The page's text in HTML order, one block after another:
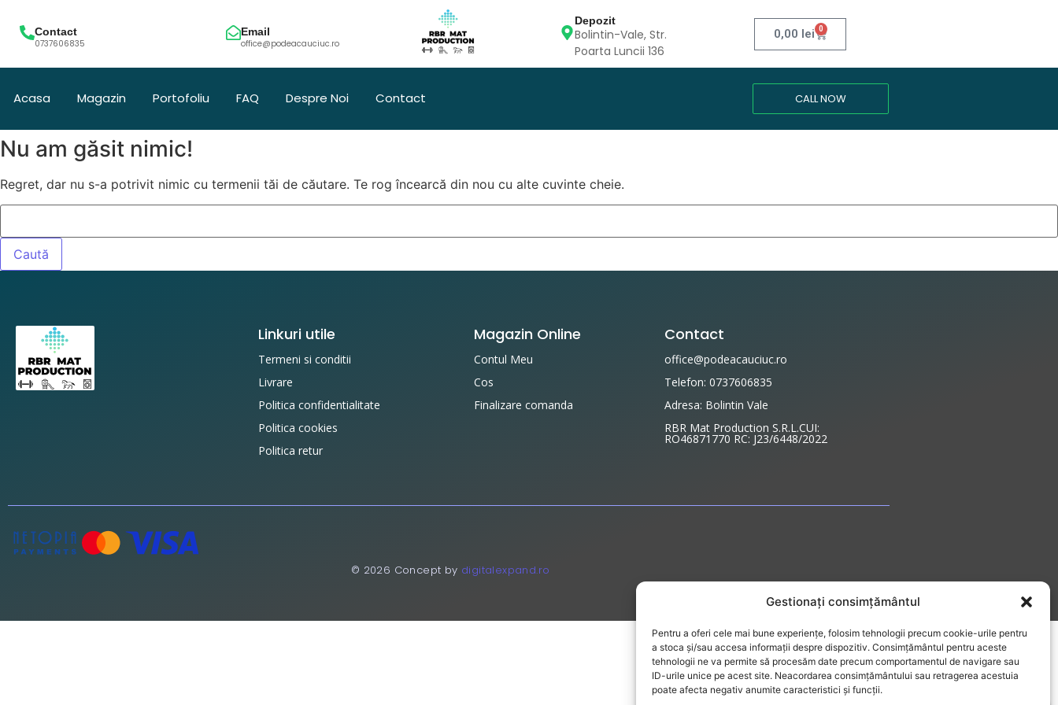
Gestionați consimțământul
Pentru a oferi cele mai bune experiențe, folosim tehnologii precum cookie-urile pentru
a stoca și/sau accesa informații despre dispozitiv. Consimțământul pentru aceste
tehnologii ne va permite să procesăm date precum comportamentul de navigare sau
ID-urile unice pe acest site. Neacordarea consimțământului sau retragerea acestuia
poate afecta negativ anumite caracteristici și funcții.
Contact
0737606835
Email
office@podeacauciuc.ro
Depozit
Bolintin-Vale, Str.
Poarta Luncii 136
0,00 lei 0
Acasa Magazin Portofoliu FAQ Despre Noi Contact CALL NOW
Nu am găsit nimic!
Regret, dar nu s-a potrivit nimic cu termenii tăi de căutare. Te rog încearcă din nou cu alte cuvinte cheie.
Linkuri utile
Termeni si conditii
Livrare
Politica confidentialitate
Politica cookies
Politica retur
Magazin Online
Contul Meu
Cos
Finalizare comanda
Contact
office@podeacauciuc.ro
Telefon: 0737606835
Adresa: Bolintin Vale
RBR Mat Production S.R.L.CUI:
RO46871770 RC: J23/6448/2022
© 2026 Concept by digitalexpand.ro